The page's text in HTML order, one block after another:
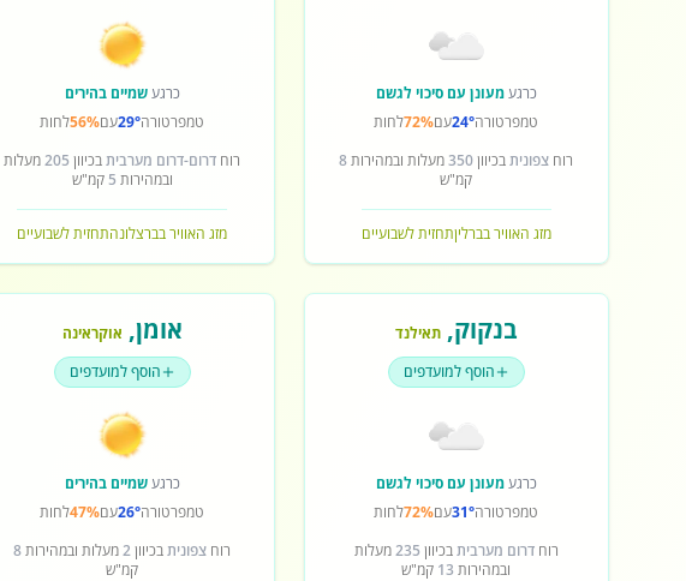
כרגעמעונן עם סיכוי לגשם
טמפרטורה24°עם72%לחות
רוח צפוניתבכיוון350מעלות ובמהירות8
קמ"ש
מזג האוויר בברליןתחזית לשבועיים
כרגעשמיים בהירים
טמפרטורה29°עם56%לחות
רוח דרום-דרום מערביתבכיוון 205מעלות
ובמהירות 5 קמ"ש
מזג האוויר בברצלונהתחזית לשבועיים
בנקוק,תאילנד
הוסף למועדפים
כרגעמעונן עם סיכוי לגשם
טמפרטורה31°עם72%לחות
רוחדרום מערביתבכיוון 235מעלות
ובמהירות 13 קמ"ש
אומן, אוקראינה
הוסף למועדפים
כרגעשמיים בהירים
טמפרטורה26°עם47%לחות
רוח צפוניתבכיוון2מעלות ובמהירות8
קמ"ש